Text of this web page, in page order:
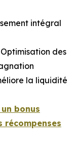
intégral
Optimisation des
la liquidité
bonus
récompenses